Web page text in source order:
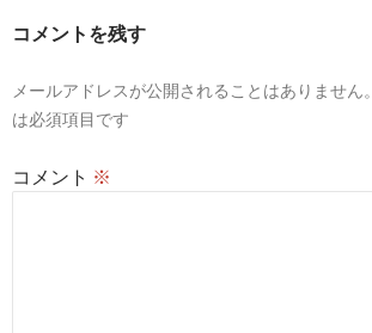
ョ
コメントを残す
メールアドレスが公開されることはありません。
は必須項目です
コメント ※